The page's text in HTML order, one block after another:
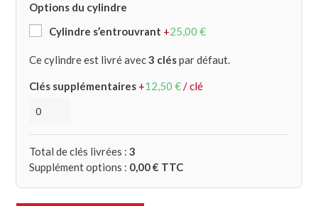
Options du cylindre
Cylindre s’entrouvrant +25,00€
Ce cylindre est livré avec3 cléspar défaut.
Clés supplémentaires +12,50€/ clé
Total de clés livrées :3
Supplément options : 0,00€ TTC